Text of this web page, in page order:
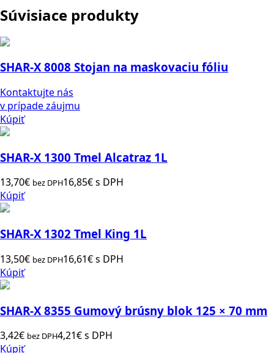
Súvisiace produkty
SHAR-X 8008 Stojan na maskovaciu fóliu
Kontaktujte nás
v prípade záujmu
Kúpiť
SHAR-X 1300 Tmel Alcatraz 1L
13,70€ bez DPH16,85€s DPH
Kúpiť
SHAR-X 1302 Tmel King 1L
13,50€ bez DPH16,61€s DPH
Kúpiť
SHAR-X 8355 Gumový brúsny blok 125 × 70 mm
3,42€ bez DPH4,21€s DPH
Kúpiť